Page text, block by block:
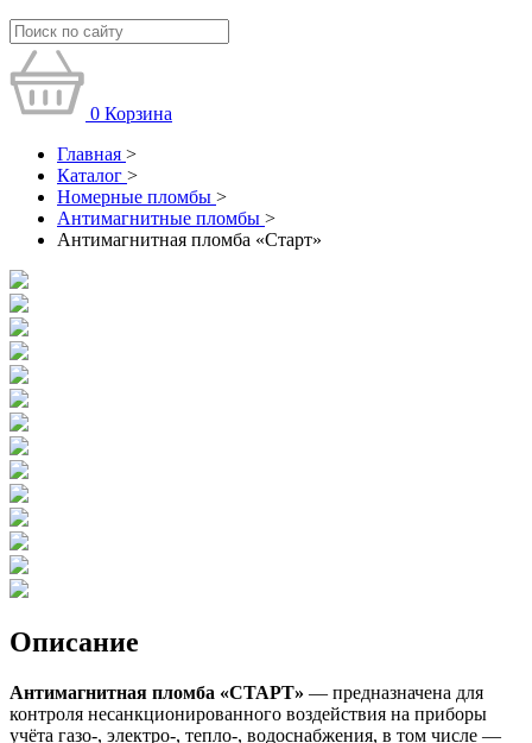
0 Корзина
Главная >
Каталог >
Номерные пломбы >
Антимагнитные пломбы >
Антимагнитная пломба «Старт»
Описание
Антимагнитная пломба «СТАРТ» — предназначена для
контроля несанкционированного воздействия на приборы
учёта газо-, электро-, тепло-, водоснабжения, в том числе —